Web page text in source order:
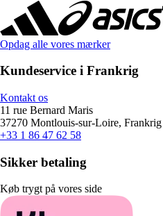
Opdag alle vores mærker
Kundeservice i Frankrig
Kontakt os
11 rue Bernard Maris
37270 Montlouis-sur-Loire, Frankrig
+33 1 86 47 62 58
Sikker betaling
Køb trygt på vores side